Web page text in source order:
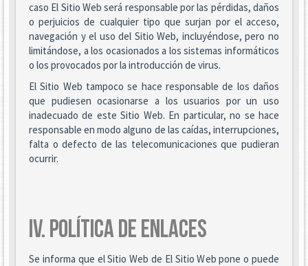
caso El Sitio Web será responsable por las pérdidas, daños
o perjuicios de cualquier tipo que surjan por el acceso,
navegación y el uso del Sitio Web, incluyéndose, pero no
limitándose, a los ocasionados a los sistemas informáticos
o los provocados por la introducción de virus.
El Sitio Web tampoco se hace responsable de los daños
que pudiesen ocasionarse a los usuarios por un uso
inadecuado de este Sitio Web. En particular, no se hace
responsable en modo alguno de las caídas, interrupciones,
falta o defecto de las telecomunicaciones que pudieran
ocurrir.
IV. POLÍTICA DE ENLACES
Se informa que el Sitio Web de El Sitio Web pone o puede